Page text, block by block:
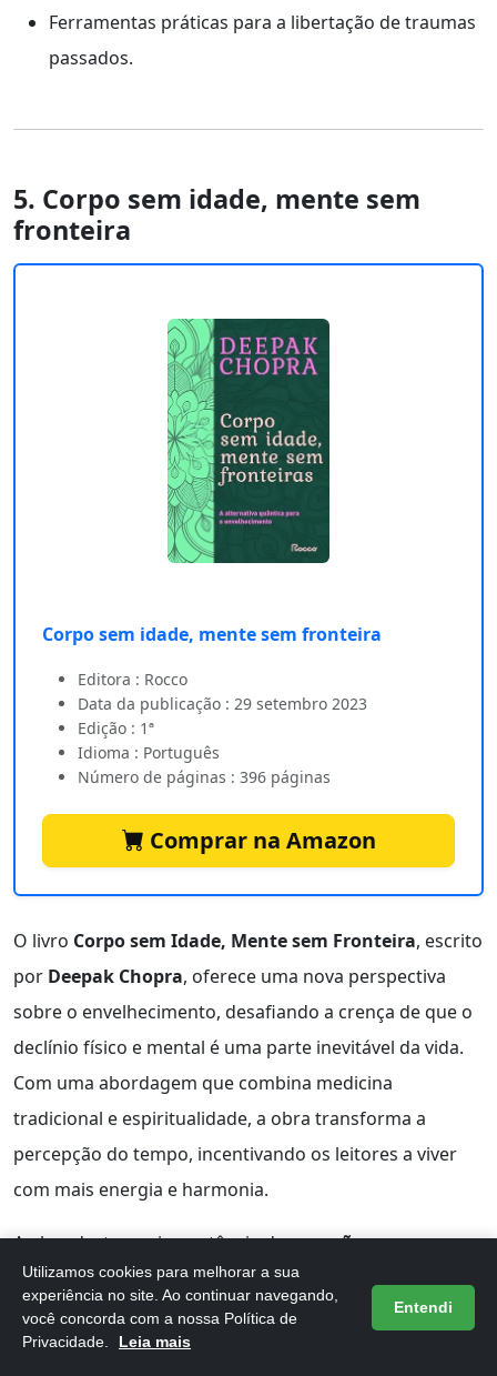
Ferramentas práticas para a libertação de traumas
passados.
5. Corpo sem idade, mente sem
fronteira
Corpo sem idade, mente sem fronteira
Editora : Rocco
Data da publicação : 29 setembro 2023
Edição : 1ª
Idioma : Português
Número de páginas : 396 páginas
Comprar na Amazon
O livro Corpo sem Idade, Mente sem Fronteira, escrito
por Deepak Chopra, oferece uma nova perspectiva
sobre o envelhecimento, desafiando a crença de que o
declínio físico e mental é uma parte inevitável da vida.
Com uma abordagem que combina medicina
tradicional e espiritualidade, a obra transforma a
percepção do tempo, incentivando os leitores a viver
com mais energia e harmonia.
A obra destaca a importância daconexão
mente/corpo, mostrando que um estado de bem-estar
pode ser alcançado ao cultivar essa relação. Chopra
apresenta técnicas práticas que permitem aos leitores
Utilizamos cookies para melhorar a sua
experiência no site. Ao continuar navegando,
você concorda com a nossa Política de
Privacidade.
Leia mais
Entendi